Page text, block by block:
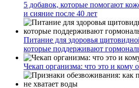
5 добавок, которые помогают
и сияние после 40 лет
Питание для здоровья
которые поддерживают
Чекап организма: что это и кому